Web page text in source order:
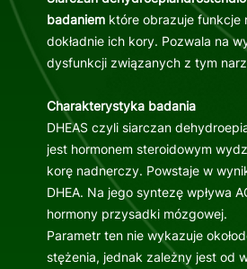
badaniemktóre obrazuje funkcje
dokładnie ich kory. Pozwala na
dysfunkcji związanych z tym
Charakterystyka badania
DHEAS czyli siarczan
jest hormonem steroidowym
korę nadnerczy. Powstaje w
DHEA. Na jego syntezę wpływa
hormony przysadki mózgowej.
Parametr ten nie wykazuje
stężenia, jednak zależny jest od